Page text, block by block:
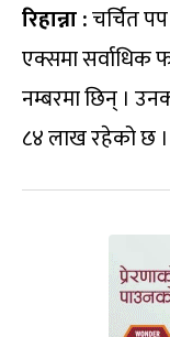
रिहान्ना :चर्चित पप
एक्समा सर्वाधिक
नम्बरमा छिन् ।
८४ लाख रहेको छ ।